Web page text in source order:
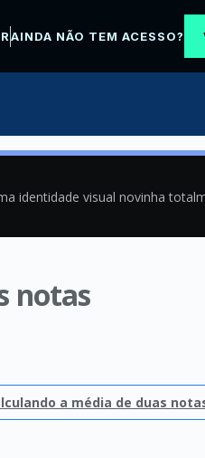
AINDA NÃO TEM ACESSO?
identidade visual novinha
notas
a média de duas